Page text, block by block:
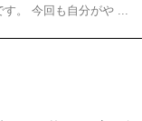
。 今回も自分がや ...